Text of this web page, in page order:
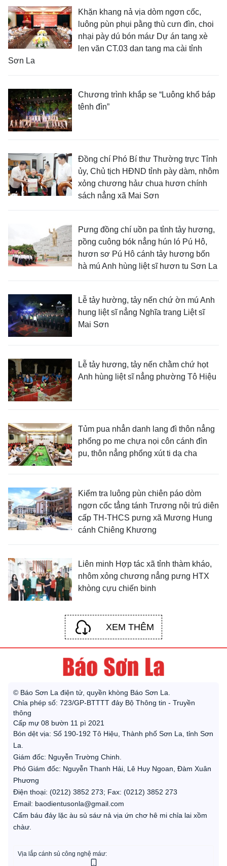
Khặn khang nả vịa dòm ngơn cốc,
luông pùn phụi pằng thù cưn đìn, choi
nhại pày dú bón máư Dự án tang xè
len văn CT.03 dan tang ma cài tỉnh
Sơn La
Chương trình khắp se “Luông khổ báp
tênh đìn”
Đồng chí Phó Bí thư Thường trực Tỉnh
ủy, Chủ tịch HĐND tỉnh pày dàm, nhôm
xỏng chương hảư chua hươn chính
sách nẳng xã Mai Sơn
Pưng đồng chí uồn pa tỉnh tảy hương,
pồng cuông bók nẳng hún ló Pú Hô,
hươn sơ Pú Hô cánh tảy hương bốn
hà mú Anh hùng liệt sĩ hươn tu Sơn La
Lễ tảy hường, tảy nến chứ ờn mú Anh
hung liệt sĩ nẳng Nghĩa trang Liệt sĩ
Mai Sơn
Lễ tảy hương, tảy nến chằm chứ họt
Anh hùng liệt sĩ nẳng phường Tô Hiệu
Tủm pua nhẳn danh lang đì thôn nẳng
phổng po me chựa nọi côn cánh đìn
pu, thôn nẳng phổng xút ti dạ cha
Kiểm tra luông pùn chiên páo dòm
ngơn cốc tẳng tánh Trương nội trú diên
cấp TH-THCS pưng xã Mương Hung
cánh Chiêng Khương
Liên minh Hợp tác xã tỉnh thàm kháo,
nhôm xỏng chương nẳng pưng HTX
khòng cựu chiến binh
XEM THÊM
© Báo Sơn La điện tử, quyền khòng Báo Sơn La.
Chỉa phép số: 723/GP-BTTTT đảy Bộ Thông tin - Truyền
thông
Cấp mự 08 bườn 11 pì 2021
Bón dệt vịa: Số 190-192 Tô Hiệu, Thành phố Sơn La, tỉnh Sơn
La.
Giám đốc: Nguyễn Trường Chinh.
Phó Giám đốc: Nguyễn Thanh Hải, Lê Huy Ngoan, Đàm Xuân
Phương
Điện thoại: (0212) 3852 273; Fax: (0212) 3852 273
Email: baodientusonla@gmail.com
Cấm báu đảy lặc àu sủ sáư nả vịa ứn chơ hê mi chỉa lai xồm
chàư.
Vịa lắp cánh sủ công nghệ máư: